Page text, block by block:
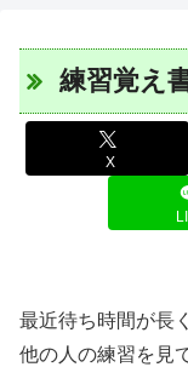
練習覚え
X
最近待ち時間が長
他の人の練習を見